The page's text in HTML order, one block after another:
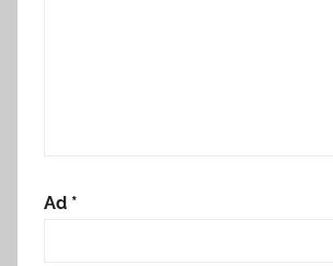
Ad *